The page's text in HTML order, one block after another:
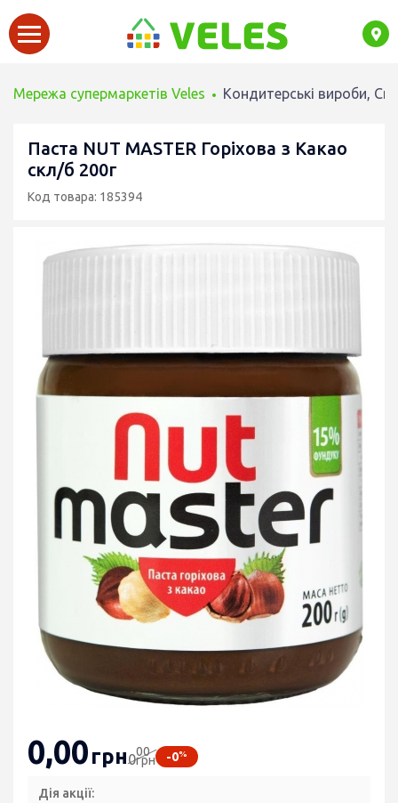
Мережа супермаркетів Veles Кондитерські вироби,
Паста NUT MASTER Горіхова з Какао
скл/б 200г
Код товара: 185394
0,00грн000
грн -0%
Дія акції: